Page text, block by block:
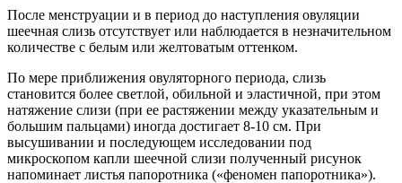
После менструации и в период до наступления овуляции
шеечная слизь отсутствует или наблюдается в незначительном
количестве с белым или желтоватым оттенком.
По мере приближения овуляторного периода, слизь
становится более светлой, обильной и эластичной, при этом
натяжение слизи (при ее растяжении между указательным и
большим пальцами) иногда достигает 8-10 см. При
высушивании и последующем исследовании под
микроскопом капли шеечной слизи полученный рисунок
напоминает листья папоротника («феномен папоротника»).